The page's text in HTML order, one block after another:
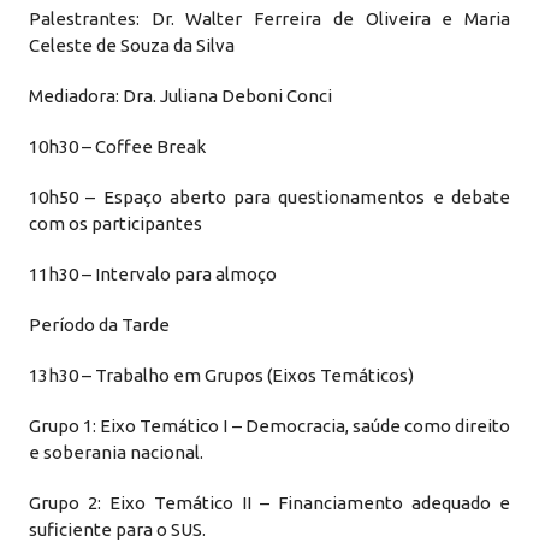
Palestrantes: Dr. Walter Ferreira de Oliveira e Maria
Celeste de Souza da Silva
Mediadora: Dra. Juliana Deboni Conci
10h30 – Coffee Break
10h50 – Espaço aberto para questionamentos e debate
com os participantes
11h30 – Intervalo para almoço
Período da Tarde
13h30 – Trabalho em Grupos (Eixos Temáticos)
Grupo 1: Eixo Temático I – Democracia, saúde como direito
e soberania nacional.
Grupo 2: Eixo Temático II – Financiamento adequado e
suficiente para o SUS.